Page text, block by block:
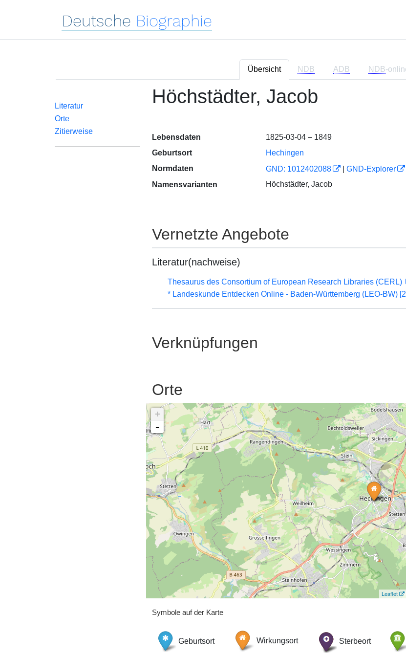
Deutsche Biographie
Übersicht NDB ADB NDB-
Literatur
Orte
Zitierweise
Höchstädter, Jacob
Lebensdaten
1825-03-04 – 1849
Geburtsort
Hechingen
Normdaten
GND: 1012402088 GND-Explorer
Namensvarianten
Höchstädter, Jacob
Vernetzte Angebote
Literatur(nachweise)
Thesaurus des Consortium of European Research Libraries (CERL)
* Landeskunde Entdecken Online - Baden-Württemberg (LEO-BW)
Verknüpfungen
Orte
+
-
Leaflet
Symbole auf der Karte
Geburtsort Wirkungsort Sterbeort